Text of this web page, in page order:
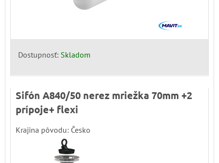
Dostupnosť: Skladom
Sifón A840/50 nerez mriežka 70mm +2
prípoje+ flexi
Krajina pôvodu: Česko